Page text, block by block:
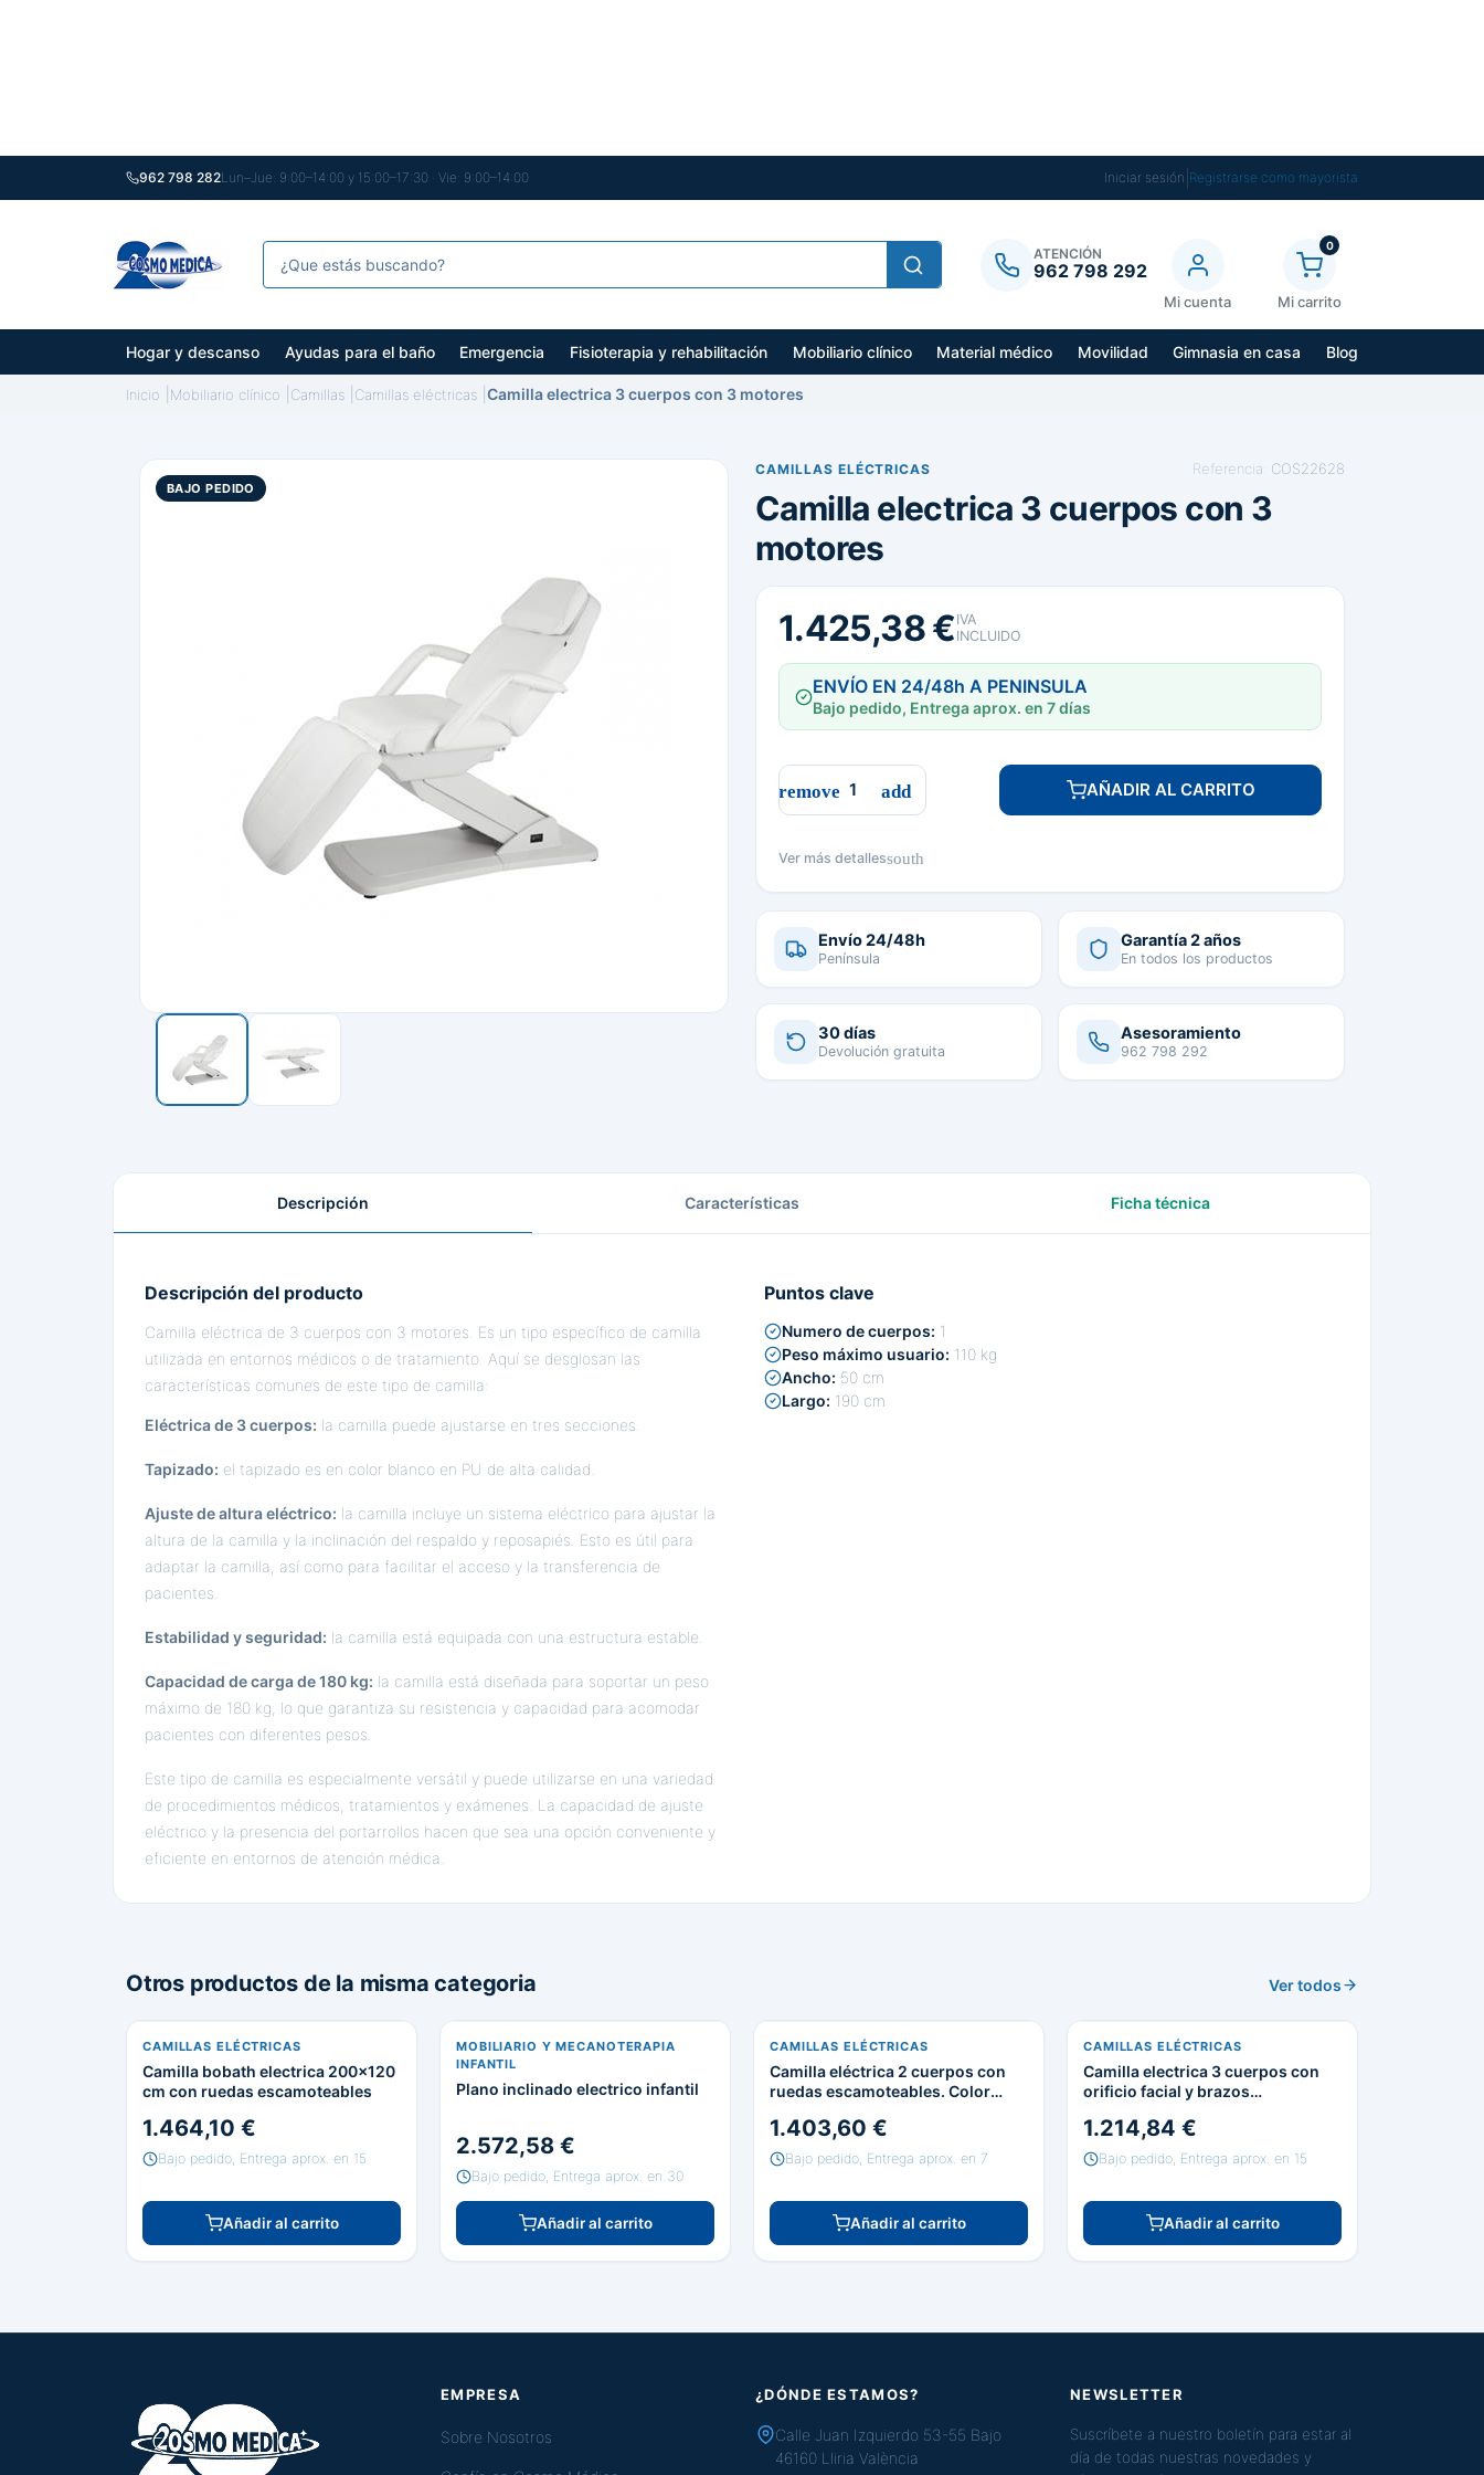
962 798 282Lun–Jue: 9:00–14:00 y 15:00–17:30 · Vie: 9:00–14:00 Iniciar sesión Registrarse como mayorista
ATENCIÓN
962 798 292
Mi cuenta
0
Mi carrito
Hogar y descanso Ayudas para el baño Emergencia Fisioterapia y rehabilitación Mobiliario clínico Material médico Movilidad Gimnasia en casa Blog
Inicio Mobiliario clínico Camillas Camillas eléctricas Camilla electrica 3 cuerpos con 3 motores
BAJO PEDIDO
CAMILLAS ELÉCTRICAS Referencia: COS22628
Camilla electrica 3 cuerpos con 3
motores
1.425,38 € IVA
INCLUIDO
ENVÍO EN 24/48h A PENINSULA
Bajo pedido, Entrega aprox. en 7 días
AÑADIR AL CARRITO
Ver más detallessouth
Envío 24/48h
Península
Garantía 2 años
En todos los productos
30 días
Devolución gratuita
Asesoramiento
962 798 292
Descripción Características Ficha técnica
Descripción del producto
Camilla eléctrica de 3 cuerpos con 3 motores. Es un tipo específico de camilla
utilizada en entornos médicos o de tratamiento. Aquí se desglosan las
características comunes de este tipo de camilla:
Eléctrica de 3 cuerpos: la camilla puede ajustarse en tres secciones.
Tapizado: el tapizado es en color blanco en PU de alta calidad.
Ajuste de altura eléctrico: la camilla incluye un sistema eléctrico para ajustar la
altura de la camilla y la inclinación del respaldo y reposapiés. Esto es útil para
adaptar la camilla, así como para facilitar el acceso y la transferencia de
pacientes.
Estabilidad y seguridad: la camilla está equipada con una estructura estable.
Capacidad de carga de 180 kg: la camilla está diseñada para soportar un peso
máximo de 180 kg, lo que garantiza su resistencia y capacidad para acomodar
pacientes con diferentes pesos.
Este tipo de camilla es especialmente versátil y puede utilizarse en una variedad
de procedimientos médicos, tratamientos y exámenes. La capacidad de ajuste
eléctrico y la presencia del portarrollos hacen que sea una opción conveniente y
eficiente en entornos de atención médica.
Puntos clave
Numero de cuerpos: 1
Peso máximo usuario: 110 kg
Ancho: 50 cm
Largo: 190 cm
Otros productos de la misma categoria Ver todos
CAMILLAS ELÉCTRICAS
Camilla bobath electrica 200x120
cm con ruedas escamoteables
1.464,10 €
Bajo pedido, Entrega aprox. en 15
Añadir al carrito
MOBILIARIO Y MECANOTERAPIA
INFANTIL
Plano inclinado electrico infantil
2.572,58 €
Bajo pedido, Entrega aprox. en 30
Añadir al carrito
CAMILLAS ELÉCTRICAS
Camilla eléctrica 2 cuerpos con
ruedas escamoteables. Color
1.403,60 €
Bajo pedido, Entrega aprox. en 7
Añadir al carrito
CAMILLAS ELÉCTRICAS
Camilla electrica 3 cuerpos con
orificio facial y brazos
1.214,84 €
Bajo pedido, Entrega aprox. en 15
Añadir al carrito
EMPRESA
Sobre Nosotros
¿DÓNDE ESTAMOS?
Calle Juan Izquierdo 53-55 Bajo
46160 Lliria València
NEWSLETTER
Suscríbete a nuestro boletín para estar al
día de todas nuestras novedades y